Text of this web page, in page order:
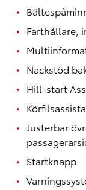
Farthållare,
Nackstöd
Hill-start
Justerbar
Startknapp